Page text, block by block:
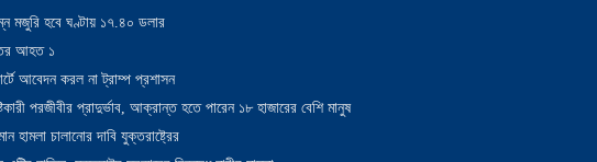
মজুরি হবে ঘণ্টায় ১৭.৪০ ডলার
আহত ১
আবেদন করল না ট্রাম্প প্রশাসন
পরজীবীর প্রাদুর্ভাব, আক্রান্ত হতে পারেন ১৮ হাজারের বেশি মানুষ
হামলা চালানোর দাবি যুক্তরাষ্ট্রের